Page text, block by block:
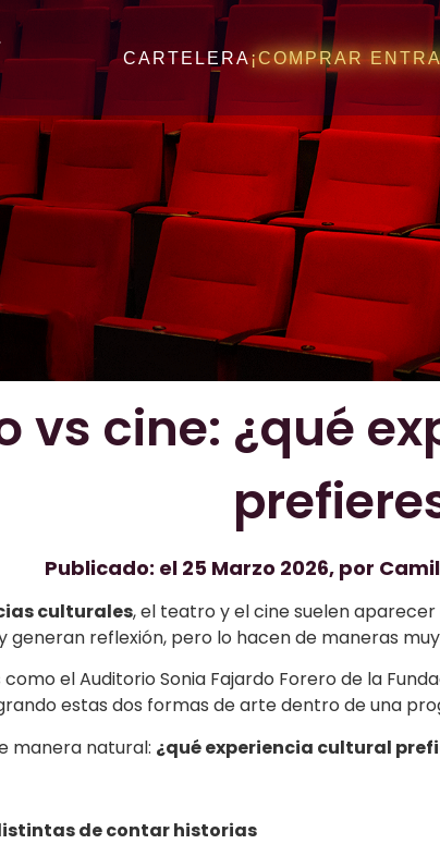
CARTELERA¡COMPRAR
vs cine: ¿qué
Publicado: el 25 Marzo 2026, por
culturales, el teatro y el cine suelen
generan reflexión, pero lo hacen de maneras
el Auditorio Sonia Fajardo Forero de la
estas dos formas de arte dentro de una
manera natural: ¿qué experiencia cultural
de contar historias